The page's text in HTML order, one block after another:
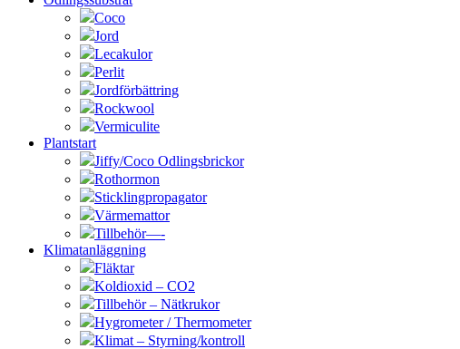
Coco
Jord
Lecakulor
Perlit
Jordförbättring
Rockwool
Vermiculite
Plantstart
Jiffy/Coco Odlingsbrickor
Rothormon
Sticklingpropagator
Värmemattor
Tillbehör—-
Klimatanläggning
Fläktar
Koldioxid – CO2
Tillbehör – Nätkrukor
Hygrometer / Thermometer
Klimat – Styrning/kontroll